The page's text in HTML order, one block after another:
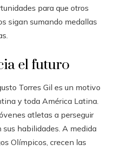
para que otros
sigan sumando medallas
el futuro
Torres Gil es un motivo
y toda América Latina.
atletas a perseguir
sus habilidades. A medida
Olímpicos, crecen las